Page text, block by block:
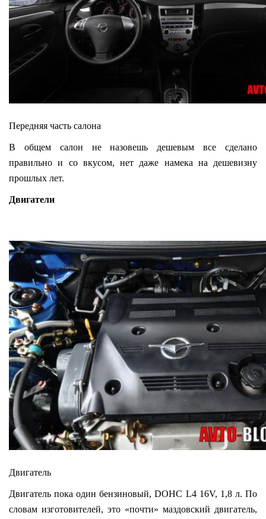
Передняя часть салона
В общем салон не назовешь дешевым все сделано
правильно и со вкусом, нет даже намека на дешевизну
прошлых лет.
Двигатели
Двигатель
Двигатель пока один бензиновый, DOHC L4 16V, 1,8 л. По
словам изготовителей, это «почти» маздовский двигатель,